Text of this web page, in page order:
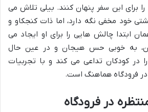
برای این سفر پنهان کنند. بیلی تلاش می
خود مخفی نگه دارد، اما ذات کنجکاو و
ابتدا چالش هایی را برای او ایجاد می
به خوبی حس هیجان و در عین حال
در کودکان تداعی می کند و با تجربیات
در فرودگاه هماهنگ است.
در فرودگاه